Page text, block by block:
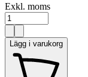
Exkl. moms
Lägg i varukorg